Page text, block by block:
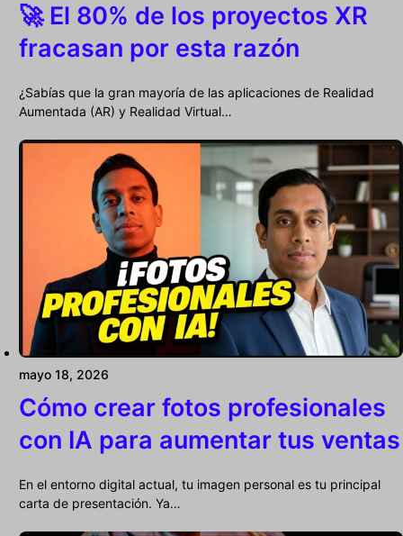
🚀 El 80% de los proyectos XR
fracasan por esta razón
¿Sabías que la gran mayoría de las aplicaciones de Realidad
Aumentada (AR) y Realidad Virtual…
mayo 18, 2026
Cómo crear fotos profesionales
con IA para aumentar tus ventas
En el entorno digital actual, tu imagen personal es tu principal
carta de presentación. Ya…